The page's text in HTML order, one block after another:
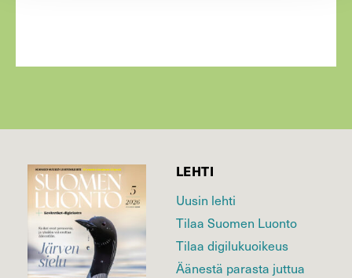
LEHTI
Uusin lehti
Tilaa Suomen Luonto
Tilaa digilukuoikeus
Äänestä parasta juttua